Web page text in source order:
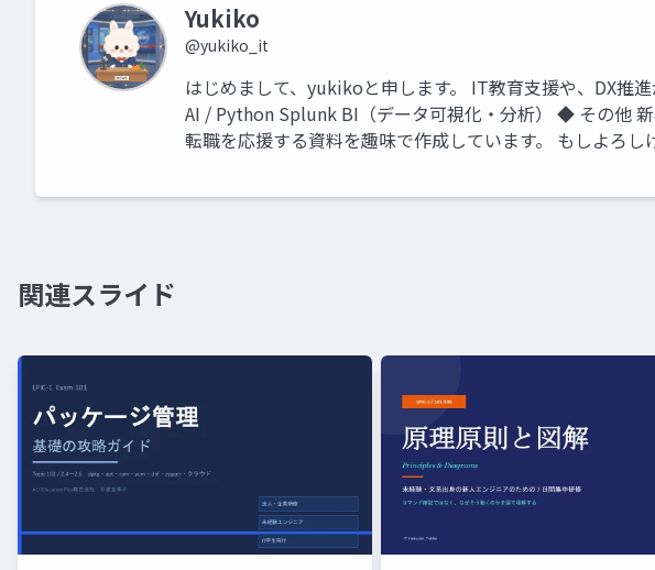
Yukiko
@yukiko_it
はじめまして、yukikoと申します。 IT教育支援や、DX推
AI / Python Splunk BI（データ可視化・分析） ◆ その他
転職を応援する資料を趣味で作成しています。 もしよろし
関連スライド